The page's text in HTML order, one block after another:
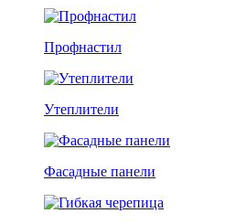
Профнастил
Утеплители
Фасадные панели